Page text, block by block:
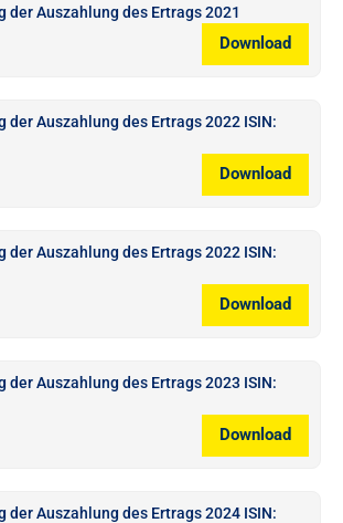
der Auszahlung des Ertrags 2021
Download
der Auszahlung des Ertrags 2022 ISIN:
Download
der Auszahlung des Ertrags 2022 ISIN:
Download
der Auszahlung des Ertrags 2023 ISIN:
Download
der Auszahlung des Ertrags 2024 ISIN: